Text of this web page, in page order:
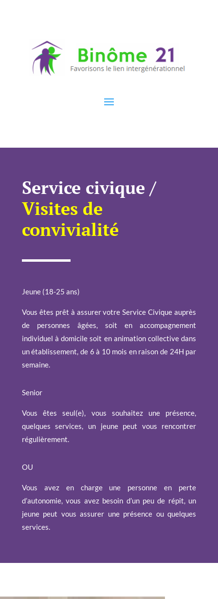
Service civique /
Visites de
convivialité
Jeune (18-25 ans)
Vous êtes prêt à assurer votre Service Civique auprès
de personnes âgées, soit en accompagnement
individuel à domicile soit en animation collective dans
un établissement, de 6 à 10 mois en raison de 24H par
semaine.
Senior
Vous êtes seul(e), vous souhaitez une présence,
quelques services, un jeune peut vous rencontrer
régulièrement.
OU
Vous avez en charge une personne en perte
d’autonomie, vous avez besoin d’un peu de répit, un
jeune peut vous assurer une présence ou quelques
services.